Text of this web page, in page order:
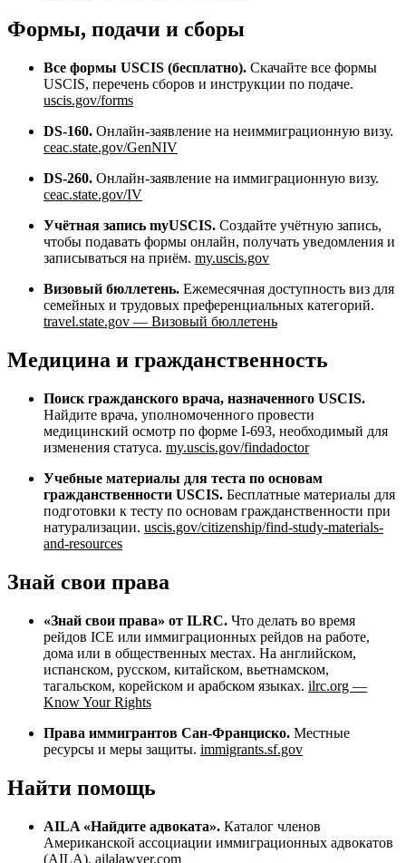
Формы, подачи и сборы
Все формы USCIS (бесплатно). Скачайте все формы
USCIS, перечень сборов и инструкции по подаче.
uscis.gov/forms
DS-160. Онлайн-заявление на неиммиграционную визу.
ceac.state.gov/GenNIV
DS-260. Онлайн-заявление на иммиграционную визу.
ceac.state.gov/IV
Учётная запись myUSCIS. Создайте учётную запись,
чтобы подавать формы онлайн, получать уведомления и
записываться на приём. my.uscis.gov
Визовый бюллетень. Ежемесячная доступность виз для
семейных и трудовых преференциальных категорий.
travel.state.gov — Визовый бюллетень
Медицина и гражданственность
Поиск гражданского врача, назначенного USCIS.
Найдите врача, уполномоченного провести
медицинский осмотр по форме I-693, необходимый для
изменения статуса. my.uscis.gov/findadoctor
Учебные материалы для теста по основам
гражданственности USCIS. Бесплатные материалы для
подготовки к тесту по основам гражданственности при
натурализации. uscis.gov/citizenship/find-study-materials-
and-resources
Знай свои права
«Знай свои права» от ILRC. Что делать во время
рейдов ICE или иммиграционных рейдов на работе,
дома или в общественных местах. На английском,
испанском, русском, китайском, вьетнамском,
тагальском, корейском и арабском языках. ilrc.org —
Know Your Rights
Права иммигрантов Сан-Франциско. Местные
ресурсы и меры защиты. immigrants.sf.gov
Найти помощь
AILA «Найдите адвоката». Каталог членов
Американской ассоциации иммиграционных адвокатов
(AILA). ailalawyer.com